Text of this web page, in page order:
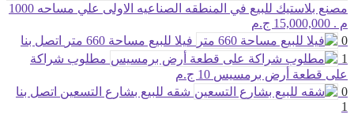
مصنع بلاستيك للبيع في المنطقه الصناعيه الاولى علي مساحه 1000
م . 15,000,000 ج.م
0
فيلا للبيع مساحة 660 متر
اتصل بنا
1
مطلوب شراكة
على قطعة أرض برمسيس 10 ج.م
0
شقه للبيع بشارع التسعين اتصل بنا
1